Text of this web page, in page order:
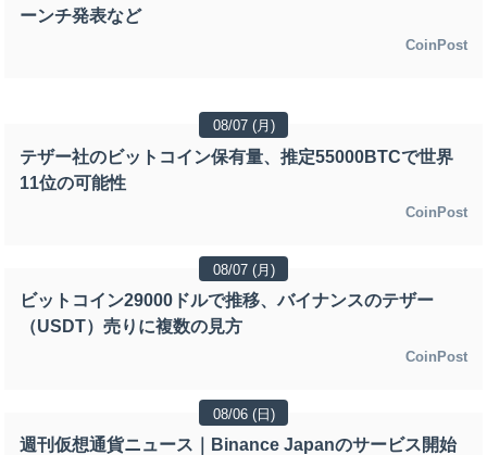
ーンチ発表など
CoinPost
08/07 (月)
テザー社のビットコイン保有量、推定55000BTCで世界
11位の可能性
CoinPost
08/07 (月)
ビットコイン29000ドルで推移、バイナンスのテザー
（USDT）売りに複数の見方
CoinPost
08/06 (日)
週刊仮想通貨ニュース｜Binance Japanのサービス開始